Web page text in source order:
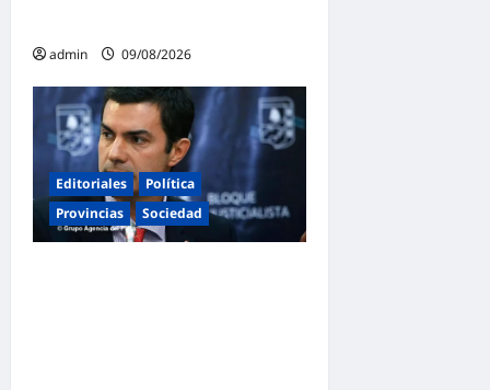
admin 09/08/2026
Editoriales
Política
Provincias
Sociedad